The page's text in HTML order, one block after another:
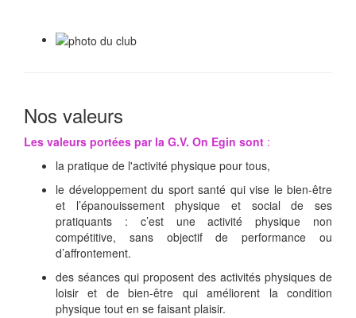
Nos valeurs
Les valeurs portées par la G.V. On Egin sont :
la pratique de l'activité physique pour tous,
le développement du sport santé qui vise le bien-être
et l’épanouissement physique et social de ses
pratiquants : c’est une activité physique non
compétitive, sans objectif de performance ou
d’affrontement.
des séances qui proposent des activités physiques de
loisir et de bien-être qui améliorent la condition
physique tout en se faisant plaisir.